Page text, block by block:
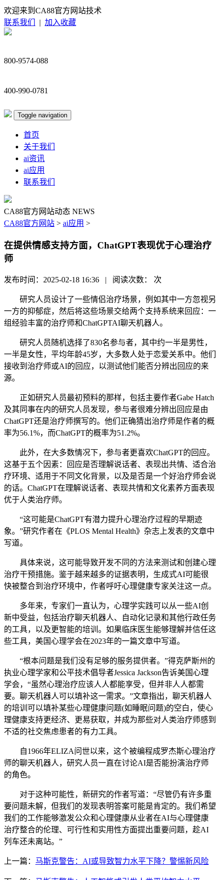
欢迎来到CA88官方网站技术
联系我们
| 加入收藏
800-9574-088
400-990-0781
Toggle navigation
首页
关于我们
ai资讯
ai应用
联系我们
CA88官方网站动态 NEWS
CA88官方网站 > ai应用 >
在提供情感支持方面，ChatGPT表现优于心理治疗
师
发布时间：2025-02-18 16:36 | 阅读次数： 次
研究人员设计了一些情侣治疗场景，例如其中一方忽视另
一方的抑郁症，然后将这些场景交给两个支持系统来回应：一
组经验丰富的治疗师和ChatGPTAI聊天机器人。
研究人员随机选择了830名参与者，其中约一半是男性，
一半是女性，平均年龄45岁，大多数人处于恋爱关系中。他们
接收到治疗师或AI的回应，以测试他们能否分辨出回应的来
源。
正如研究人员最初预料的那样，包括主要作者Gabe Hatch
及其同事在内的研究人员发现，参与者很难分辨出回应是由
ChatGPT还是治疗师撰写的。他们正确猜出治疗师是作者的概
率为56.1%，而ChatGPT的概率为51.2%。
此外，在大多数情况下，参与者更喜欢ChatGPT的回应。
这基于五个因素：回应是否理解说话者、表现出共情、适合治
疗环境、适用于不同文化背景，以及是否是一个好治疗师会说
的话。ChatGPT在理解说话者、表现共情和文化素养方面表现
优于人类治疗师。
“这可能是ChatGPT有潜力提升心理治疗过程的早期迹
象。”研究作者在《PLOS Mental Health》杂志上发表的文章中
写道。
具体来说，这可能导致开发不同的方法来测试和创建心理
治疗干预措施。鉴于越来越多的证据表明，生成式AI可能很
快被整合到治疗环境中，作者呼吁心理健康专家关注这一点。
多年来，专家们一直认为，心理学实践可以从一些AI创
新中受益，包括治疗聊天机器人、自动化记录和其他行政任务
的工具，以及更智能的培训。如果临床医生能够理解并信任这
些工具，美国心理学会在2023年的一篇文章中写道。
“根本问题是我们没有足够的服务提供者。”得克萨斯州的
执业心理学家和公平技术倡导者Jessica Jackson告诉美国心理
学会，“虽然心理治疗应该人人都能享受，但并非人人都需
要。聊天机器人可以填补这一需求。”文章指出，聊天机器人
的培训可以填补某些心理健康问题(如睡眠问题)的空白，使心
理健康支持更经济、更易获取，并成为那些对人类治疗师感到
不适的社交焦虑患者的有力工具。
自1966年ELIZA问世以来，这个被编程成罗杰斯心理治疗
师的聊天机器人，研究人员一直在讨论AI是否能扮演治疗师
的角色。
对于这种可能性，新研究的作者写道：“尽管仍有许多重
要问题未解，但我们的发现表明答案可能是肯定的。我们希望
我们的工作能够激发公众和心理健康从业者在AI与心理健康
治疗整合的伦理、可行性和实用性方面提出重要问题，趁AI
列车还未离站。”
上一篇： 马斯克警告：AI或导致智力水平下降？警惕新风险